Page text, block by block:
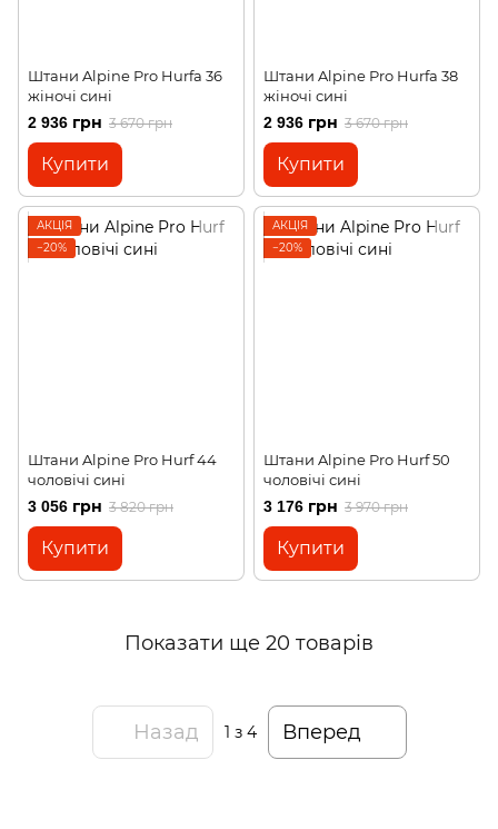
Штани Alpine Pro Hurfa 36
жіночі сині
2 936 грн 3 670 грн
Купити
Штани Alpine Pro Hurfa 38
жіночі сині
2 936 грн 3 670 грн
Купити
АКЦІЯ
−20%
Штани Alpine Pro Hurf 44
чоловічі сині
3 056 грн 3 820 грн
Купити
АКЦІЯ
−20%
Штани Alpine Pro Hurf 50
чоловічі сині
3 176 грн 3 970 грн
Купити
Показати ще 20 товарів
Назад 1 з 4 Вперед